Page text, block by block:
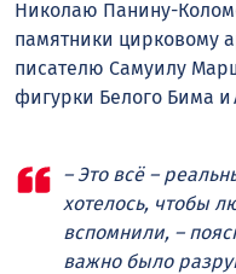
Николаю Панину-
памятники цирковому
писателю Самуилу
фигурки Белого Бима и
– Это всё –
хотелось, чтобы
вспомнили, –
важно было